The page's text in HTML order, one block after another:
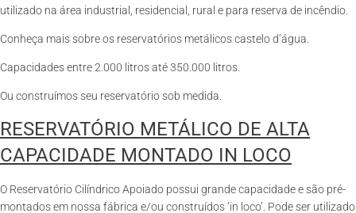
utilizado na área industrial, residencial, rural e para reserva de incêndio.
Conheça mais sobre os reservatórios metálicos castelo d’água.
Capacidades entre 2.000 litros até 350.000 litros.
Ou construímos seu reservatório sob medida.
RESERVATÓRIO METÁLICO DE ALTA
CAPACIDADE MONTADO IN LOCO
O Reservatório Cilíndrico Apoiado possui grande capacidade e são pré-
montados em nossa fábrica e/ou construídos ‘in loco’. Pode ser utilizado